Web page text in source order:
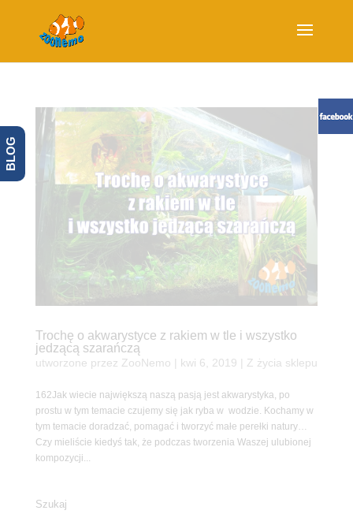
Trochę o akwarystyce z rakiem w tle i wszystko
jedzącą szarańczą
utworzone przez ZooNemo kwi 6, 2019 Z życia sklepu
162Jak wiecie największą naszą pasją jest akwarystyka, po
prostu w tym temacie czujemy się jak ryba w wodzie. Kochamy w
tym temacie doradzać, pomagać i tworzyć małe perełki natury…
Czy mieliście kiedyś tak, że podczas tworzenia Waszej ulubionej
kompozycji...
Szukaj
BLOG